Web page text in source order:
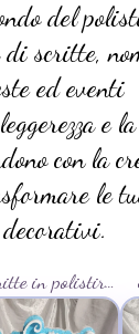
del
scritte,
ed eventi
e
con la
le
Scritte in polistirolo 2